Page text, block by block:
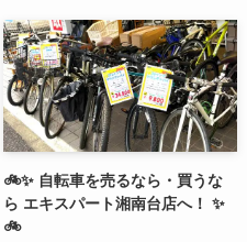
🚲✨ 自転車を売るなら・買うな
ら エキスパート湘南台店へ！ ✨
🚲